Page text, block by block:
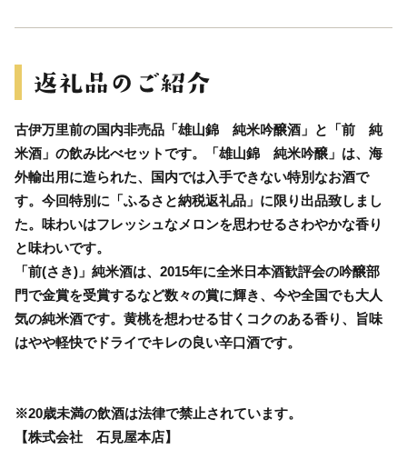
古伊万里前の国内非売品「雄山錦 純米吟醸酒」と「前 純
米酒」の飲み比べセットです。「雄山錦 純米吟醸」は、海
外輸出用に造られた、国内では入手できない特別なお酒で
す。今回特別に「ふるさと納税返礼品」に限り出品致しまし
た。味わいはフレッシュなメロンを思わせるさわやかな香り
と味わいです。
「前(さき)」純米酒は、2015年に全米日本酒歓評会の吟醸部
門で金賞を受賞するなど数々の賞に輝き、今や全国でも大人
気の純米酒です。黄桃を想わせる甘くコクのある香り、旨味
はやや軽快でドライでキレの良い辛口酒です。
※20歳未満の飲酒は法律で禁止されています。
【株式会社 石見屋本店】